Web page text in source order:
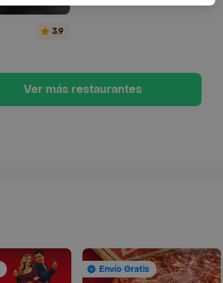
3.9
Ver más restaurantes
Envío Gratis